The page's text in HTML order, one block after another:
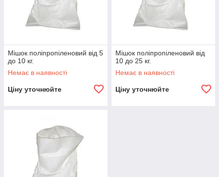
Мішок поліпропіленовий від 5
до 10 кг.
Немає в наявності
Ціну уточнюйте
Мішок поліпропіленовий від
10 до 25 кг.
Немає в наявності
Ціну уточнюйте